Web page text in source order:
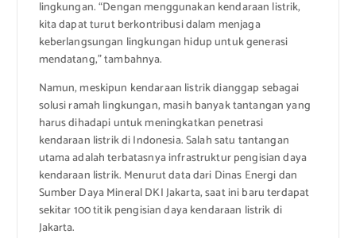
lingkungan. “Dengan menggunakan kendaraan listrik,
kita dapat turut berkontribusi dalam menjaga
keberlangsungan lingkungan hidup untuk generasi
mendatang,” tambahnya.
Namun, meskipun kendaraan listrik dianggap sebagai
solusi ramah lingkungan, masih banyak tantangan yang
harus dihadapi untuk meningkatkan penetrasi
kendaraan listrik di Indonesia. Salah satu tantangan
utama adalah terbatasnya infrastruktur pengisian daya
kendaraan listrik. Menurut data dari Dinas Energi dan
Sumber Daya Mineral DKI Jakarta, saat ini baru terdapat
sekitar 100 titik pengisian daya kendaraan listrik di
Jakarta.